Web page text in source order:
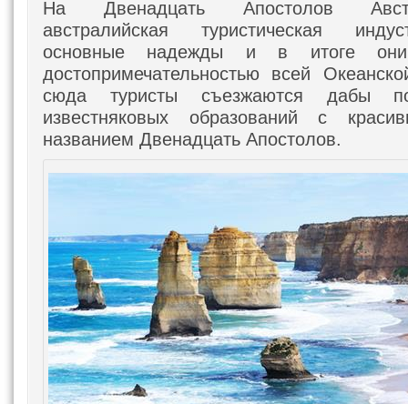
На Двенадцать Апостолов
австралийская туристическая
основные надежды и в итоге они
достопримечательностью всей
сюда туристы съезжаются дабы
известняковых образований с
названием Двенадцать Апостолов.